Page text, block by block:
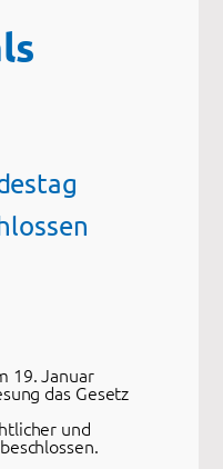
19. Januar
das Gesetz
und